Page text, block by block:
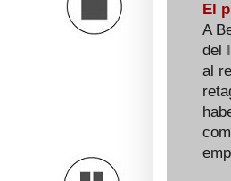
El
A
del
al